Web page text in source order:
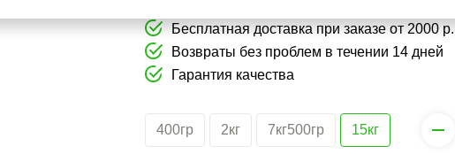
Бесплатная доставка при заказе от 2000 р.
Возвраты без проблем в течении 14 дней
Гарантия качества
400гр 2кг 7кг500гр 15кг